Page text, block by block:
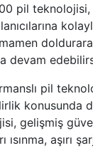
pil teknolojisi,
devam
pil
konusunda
gelişmiş
ısınma, aşırı